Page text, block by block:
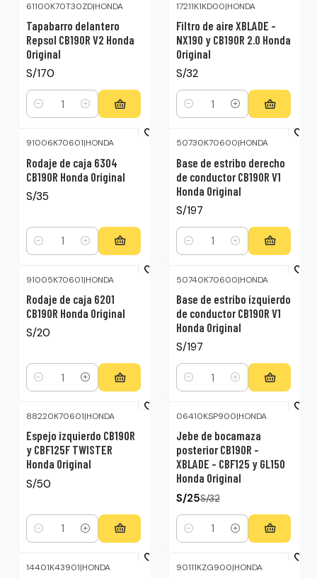
61100K70T30ZD|HONDA
Tapabarro delantero
Repsol CB190R V2 Honda
Original
S/170
Cantidad
17211K1KD00|HONDA
Filtro de aire XBLADE –
NX190 y CB190R 2.0 Honda
Original
S/32
Cantidad
91006K70601|HONDA
Rodaje de caja 6304
CB190R Honda Original
S/35
Cantidad
50730K70600|HONDA
Base de estribo derecho
de conductor CB190R V1
Honda Original
S/197
Cantidad
91005K70601|HONDA
Rodaje de caja 6201
CB190R Honda Original
S/20
Cantidad
50740K70600|HONDA
Base de estribo izquierdo
de conductor CB190R V1
Honda Original
S/197
Cantidad
88220K70601|HONDA
Espejo izquierdo CB190R
y CBF125F TWISTER
Honda Original
S/50
Cantidad
06410KSP900|HONDA
Jebe de bocamaza
posterior CB190R –
XBLADE – CBF125 y GL150
Honda Original
S/25S/32
Cantidad
14401K43901|HONDA 90111KZG900|HONDA